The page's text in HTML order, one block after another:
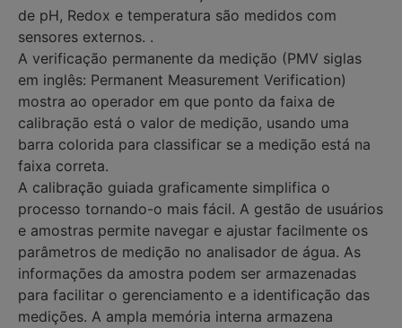
de pH, Redox e temperatura são medidos com
sensores externos. .
A verificação permanente da medição (PMV siglas
em inglês: Permanent Measurement Verification)
mostra ao operador em que ponto da faixa de
calibração está o valor de medição, usando uma
barra colorida para classificar se a medição está na
faixa correta.
A calibração guiada graficamente simplifica o
processo tornando-o mais fácil. A gestão de usuários
e amostras permite navegar e ajustar facilmente os
parâmetros de medição no analisador de água. As
informações da amostra podem ser armazenadas
para facilitar o gerenciamento e a identificação das
medições. A ampla memória interna armazena